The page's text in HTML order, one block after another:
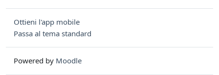
Ottieni l'app mobile
Passa al tema standard
Powered by Moodle